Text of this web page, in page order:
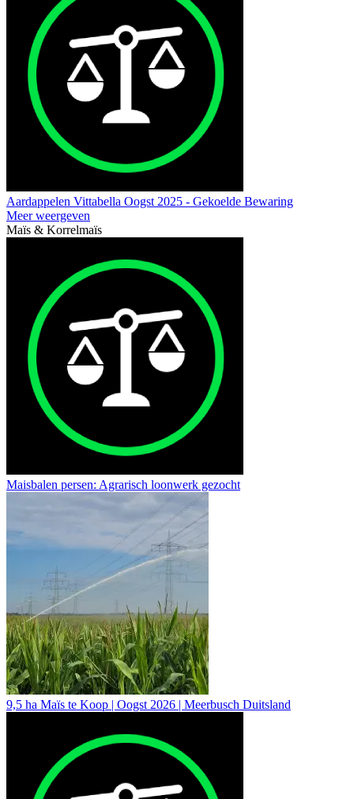
Aardappelen Vittabella Oogst 2025 - Gekoelde Bewaring
Meer weergeven
Maïs & Korrelmaïs
Maisbalen persen: Agrarisch loonwerk gezocht
9,5 ha Maïs te Koop | Oogst 2026 | Meerbusch Duitsland